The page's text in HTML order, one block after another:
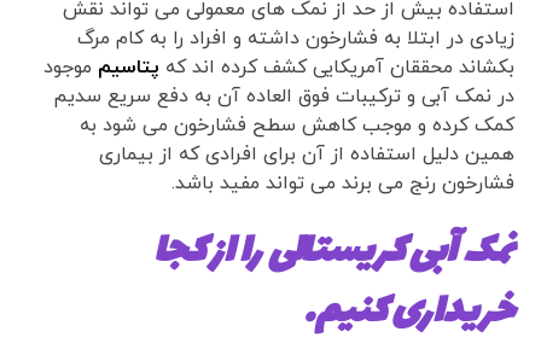
استفاده بیش از حد از نمک های معمولی می تواند نقش
زیادی در ابتلا به فشارخون داشته و افراد را به کام مرگ
بکشاند محققان آمریکایی کشف کرده اند که پتاسیم موجود
در نمک آبی و ترکیبات فوق العاده آن به دفع سریع سدیم
کمک کرده و موجب کاهش سطح فشارخون می شود به
همین دلیل استفاده از آن برای افرادی که از بیماری
فشارخون رنج می برند می تواند مفید باشد.
نمک آبی کریستالی را از کجا
خریداری کنیم.